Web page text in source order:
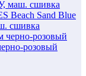
Beach Sand Blue
сшивка
розовый